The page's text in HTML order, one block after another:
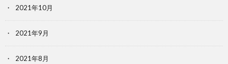
2021年10月
2021年9月
2021年8月